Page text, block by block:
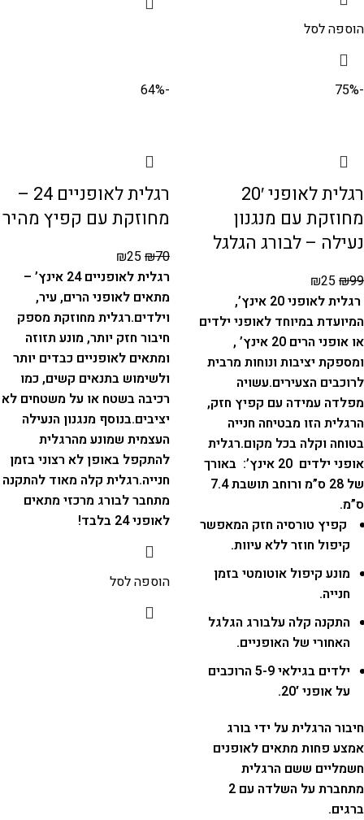
הוספה לסל
-75%
רגלית לאופני 20′
מחוזקת עם מנגנון
נעילה – לבורג הגלגל
₪99
₪25
רגלית לאופני 20 אינץ’,
המיועדת במיוחד לאופני ילדים
או אופני הרים 20 אינץ’ ,
ומספקת יציבות ונוחות מרבית
לרוכבים הצעירים.עשויה
מפלדה עמידה עם קפיץ חזק,
הרגלית הזו מבטיחה חנייה
בטוחה וקלה בכל מקום.רגלית
אופני ילדים 20 אינץ’: באורך
של 28 ס”מ ורוחב תושבת 7.4
ס”מ.
קפיץ טורסיה חזק המאפשר
קיפול חוזר ללא עיוות.
מונע קיפול אוטומטי בזמן
חנייה.
התקנה קלה עלבורג הגלגל
האחורי של האופניים.
ילדים בגילאי 5-9 הרוכבים
על אופני 20′.
חיבור הרגלית על ידי בורג
אמצע פחות מתאים לאופנים
חשמליים ששם הרגלית
מתחברת על השלדה עם 2
ברגים.
-64%
רגלית לאופניים 24 –
מחוזקת עם קפיץ מהיר
₪70
₪25
רגלית לאופניים 24 אינץ’ –
מתאים לאופני הרים, עיר,
וילדים.רגלית מחוזקת מספק
חיבור חזק יותר, מונע תזוזה
ומתאים לאופניים כבדים יותר
ולשימוש בתנאים קשים, כמו
רכיבה בשטח או על משטחים לא
יציבים.בנוסף מנגנון הנעילה
העצמית שמונע מהרגלית
להתקפל באופן לא רצוני בזמן
חנייה.רגלית קלה מאוד להתקנה
מתחבר לבורג מרכזי מתאים
לאופני 24 בלבד!
הוספה לסל